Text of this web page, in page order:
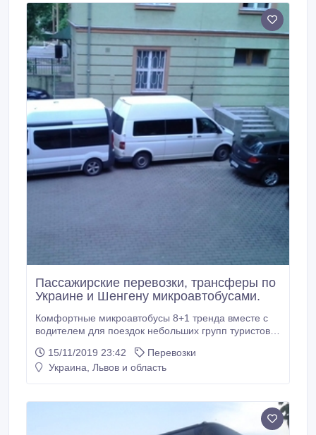
заказать дешево: • такси; • доставку курьером; •
машину в аэропорт; • перевозку животного; •
перевозку в другой город.
Пассажирские перевозки, трансферы по
Украине и Шенгену микроавтобусами.
Комфортные микроавтобусы 8+1 тренда вместе с
водителем для поездок небольших групп туристов,
водители, знания специфики стран, помощь при
прохождении границ, оптимизация трансфера,
15/11/2019 23:42
Перевозки
Украина, Львов и область